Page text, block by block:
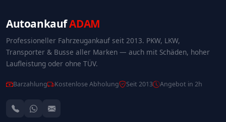
AutoankaufADAM
Professioneller Fahrzeugankauf seit 2013. PKW, LKW,
Transporter & Busse aller Marken — auch mit Schäden, hoher
Laufleistung oder ohne TÜV.
Barzahlung Kostenlose Abholung Seit 2013 Angebot in 2h